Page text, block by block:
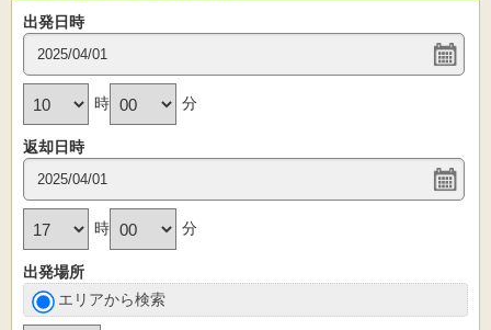
出発日時
時 分
返却日時
時 分
出発場所
エリアから検索